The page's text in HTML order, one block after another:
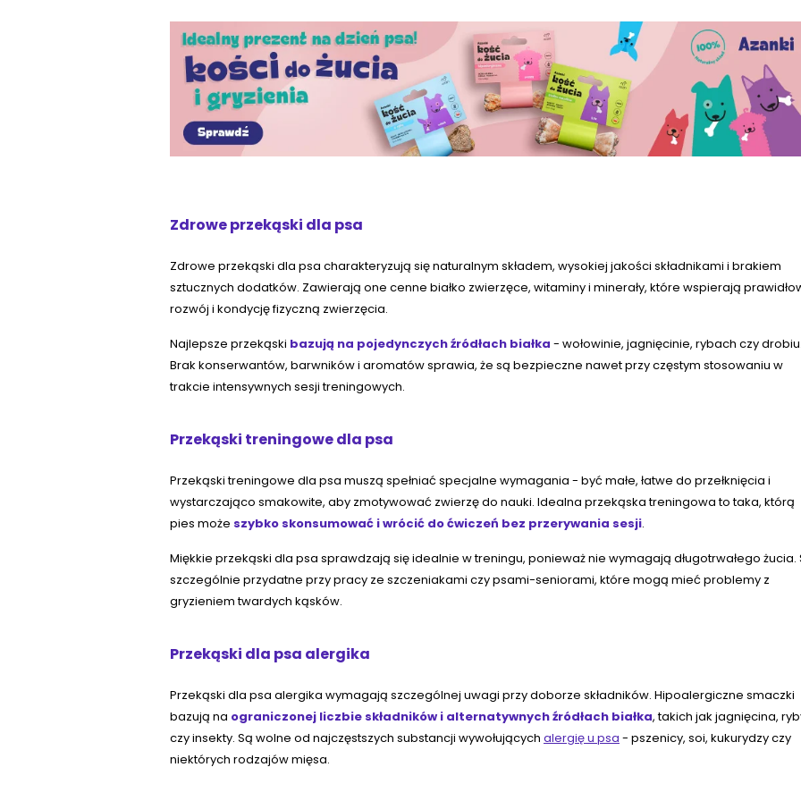
Zdrowe przekąski dla psa
Zdrowe przekąski dla psa charakteryzują się naturalnym składem, wysokiej jakości składnikami i brakiem
sztucznych dodatków. Zawierają one cenne białko zwierzęce, witaminy i minerały, które wspierają
rozwój i kondycję fizyczną zwierzęcia.
Najlepsze przekąski bazują na pojedynczych źródłach białka - wołowinie, jagnięcinie, rybach czy
Brak konserwantów, barwników i aromatów sprawia, że są bezpieczne nawet przy częstym stosowaniu w
trakcie intensywnych sesji treningowych.
Przekąski treningowe dla psa
Przekąski treningowe dla psa muszą spełniać specjalne wymagania - być małe, łatwe do przełknięcia i
wystarczająco smakowite, aby zmotywować zwierzę do nauki. Idealna przekąska treningowa to taka, którą
pies może szybko skonsumować i wrócić do ćwiczeń bez przerywania sesji.
Miękkie przekąski dla psa sprawdzają się idealnie w treningu, ponieważ nie wymagają długotrwałego żucia.
szczególnie przydatne przy pracy ze szczeniakami czy psami-seniorami, które mogą mieć problemy z
gryzieniem twardych kąsków.
Przekąski dla psa alergika
Przekąski dla psa alergika wymagają szczególnej uwagi przy doborze składników. Hipoalergiczne smaczki
bazują na ograniczonej liczbie składników i alternatywnych źródłach białka, takich jak jagnięcina,
czy insekty. Są wolne od najczęstszych substancji wywołujących alergię u psa - pszenicy, soi, kukurydzy czy
niektórych rodzajów mięsa.